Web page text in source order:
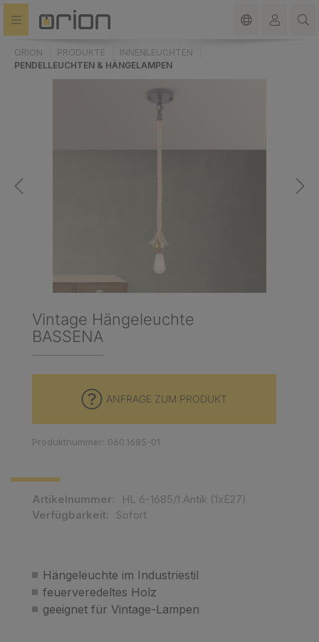
springen
ORION PRODUKTE
INNENLEUCHTEN
PENDELLEUCHTEN & HÄNGELAMPEN
Vintage Hängeleuchte
BASSENA
Hängeleuchte im Industriestil
feuerveredeltes Holz
geeignet für Vintage-Lampen
Artikelnummer:
HL 6-1685/1 Antik (1xE27)
Verfügbarkeit:
Sofort
ANFRAGE ZUM PRODUKT
Produktnummer: 060.1685-01